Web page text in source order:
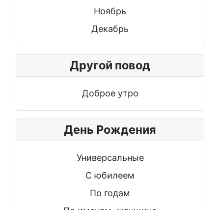
Ноябрь
Декабрь
Другой повод
Доброе утро
День Рождения
Универсальные
С юбилеем
По годам